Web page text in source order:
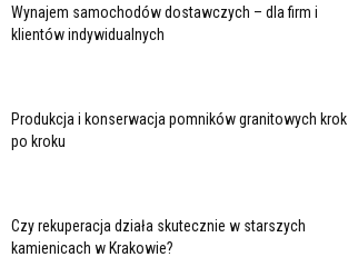
Wynajem samochodów dostawczych – dla firm i
klientów indywidualnych
Produkcja i konserwacja pomników granitowych krok
po kroku
Czy rekuperacja działa skutecznie w starszych
kamienicach w Krakowie?